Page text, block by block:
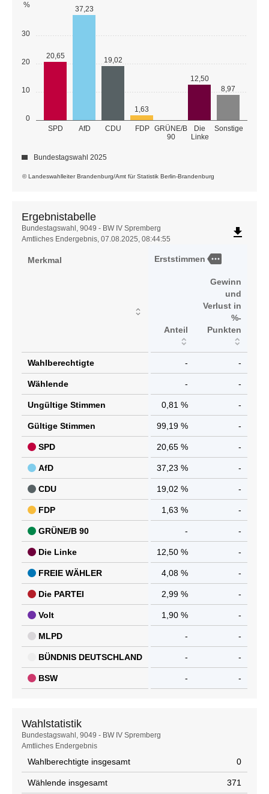
0
10
20
30
%
SPD AfD CDU FDP GRÜNE/B
90
Die
Linke
Sonstige
20,65
37,23
19,02
1,63
12,50
8,97
© Landeswahlleiter Brandenburg/Amt für Statistik Berlin-Brandenburg
Bundestagswahl 2025
Ergebnistabelle
Ergebnistabelle
Bundestagswahl, 9049 - BW IV Spremberg
Amtliches Endergebnis, 07.08.2025, 08:44:55
file_download
Merkmal Erststimmen more
Anteil
Gewinn
und
Verlust in
%-
Punkten
Wahlberechtigte - -
Wählende - -
Ungültige Stimmen 0,81 % -
Gültige Stimmen 99,19 % -
SPD 20,65 % -
AfD 37,23 % -
CDU 19,02 % -
FDP 1,63 % -
GRÜNE/B 90 - -
Die Linke 12,50 % -
FREIE WÄHLER 4,08 % -
Die PARTEI 2,99 % -
Volt 1,90 % -
MLPD - -
BÜNDNIS DEUTSCHLAND - -
BSW - -
Wahlstatistik
Wahlstatistik
Bundestagswahl, 9049 - BW IV Spremberg
Amtliches Endergebnis
Wahlberechtigte insgesamt 0
Wählende insgesamt 371